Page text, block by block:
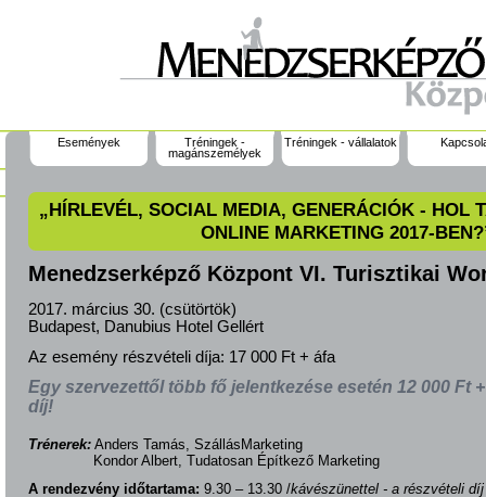
Események
Tréningek -
magánszemélyek
Tréningek - vállalatok
„HÍRLEVÉL, SOCIAL MEDIA, GENERÁCIÓK - HOL
ONLINE MARKETING 2017-
Menedzserképző Központ VI. Turisztikai
2017. március 30. (csütörtök)
Budapest, Danubius Hotel Gellért
Az esemény részvételi díja: 17 000 Ft + áfa
Egy szervezettől több fő jelentkezése esetén 12 000 Ft
díj!
Trénerek: Anders Tamás, SzállásMarketing
Kondor Albert, Tudatosan Építkező Marketing
A rendezvény időtartama: 9.30 – 13.30 /kávészünettel - a részvételi